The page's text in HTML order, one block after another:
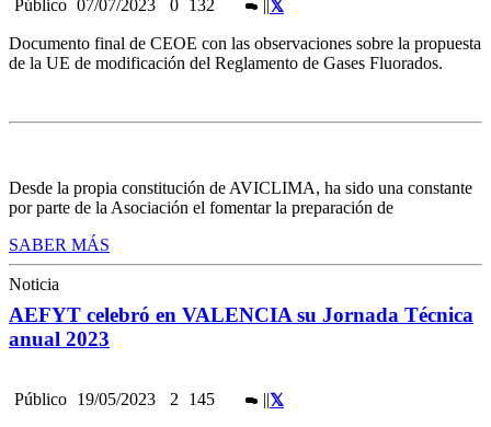
Público 07/07/2023 0 132
Documento final de CEOE con las observaciones sobre la propuesta
de la UE de modificación del Reglamento de Gases Fluorados.
Desde la propia constitución de AVICLIMA, ha sido una constante
por parte de la Asociación el fomentar la preparación de
SABER MÁS
Noticia
AEFYT celebró en VALENCIA su Jornada Técnica
anual 2023
Público 19/05/2023 2 145 ||